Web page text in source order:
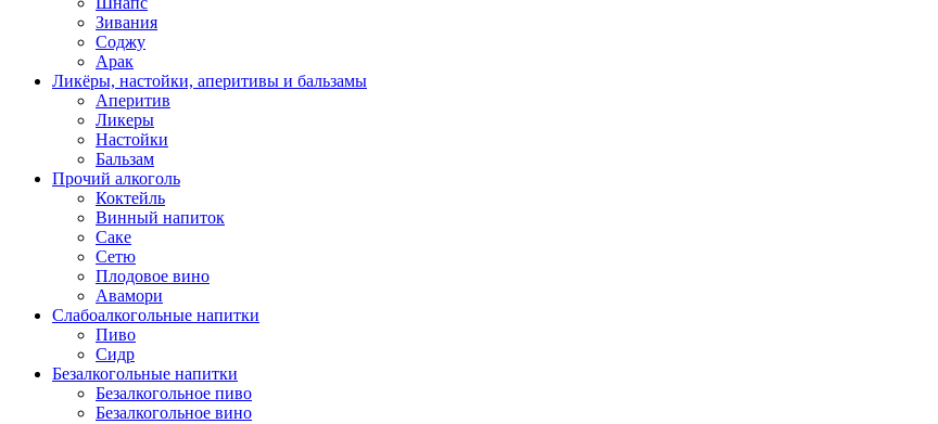
Зивания
Соджу
Арак
Ликёры, настойки, аперитивы и бальзамы
Аперитив
Ликеры
Настойки
Бальзам
Прочий алкоголь
Коктейль
Винный напиток
Саке
Сетю
Плодовое вино
Авамори
Слабоалкогольные напитки
Пиво
Сидр
Безалкогольные напитки
Безалкогольное пиво
Безалкогольное вино